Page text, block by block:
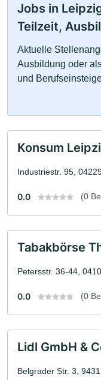
Jobs in
Teilzeit,
Aktuelle
Ausbildung oder
und
Konsum
Industriestr. 95,
0.0 (0
Tabakbörse
Petersstr. 36-44,
0.0 (0
Lidl GmbH &
Belgrader Str. 3,